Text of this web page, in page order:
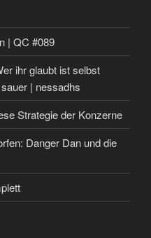
| QC #089
ihr glaubt ist selbst
| nessadhs
Strategie der Konzerne
Danger Dan und die